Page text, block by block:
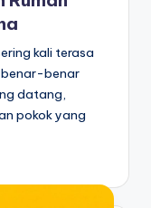
kali terasa
benar-benar
datang,
pokok yang